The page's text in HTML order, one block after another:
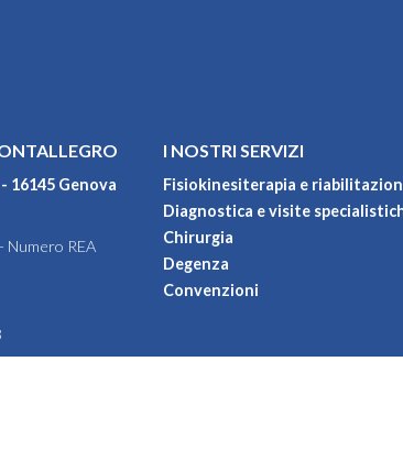
16145 Genova
Numero REA
I NOSTRI SERVIZI
Fisiokinesiterapia e
Diagnostica e visite
Chirurgia
Degenza
Convenzioni